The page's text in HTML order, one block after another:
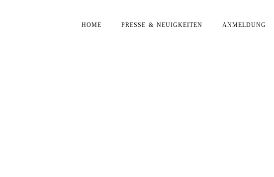
HOME PRESSE & NEUIGKEITEN ANMELDUNG